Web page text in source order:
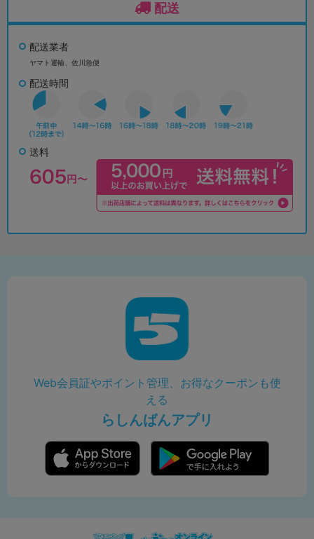
配送
配送業者
ヤマト運輸、佐川急便
配送時間
送料
Web会員証やポイント管理、お得なクーポンも使
える
らしんばんアプリ